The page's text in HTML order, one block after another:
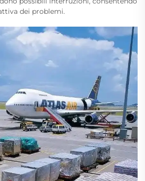
dei problemi.